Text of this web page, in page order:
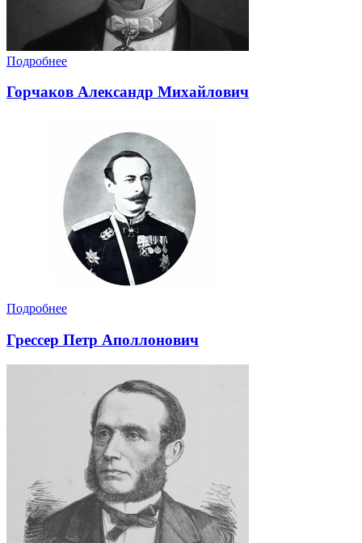
Подробнее
Горчаков Александр Михайлович
Подробнее
Грессер Петр Аполлонович